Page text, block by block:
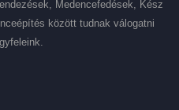
Medencefedések, Kész
között tudnak válogatni